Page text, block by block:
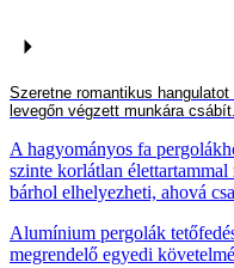
Szeretne romantikus
levegőn végzett munkára
A hagyományos fa
szinte korlátlan
bárhol elhelyezheti, ahová
Alumínium pergolák
megrendelő egyedi